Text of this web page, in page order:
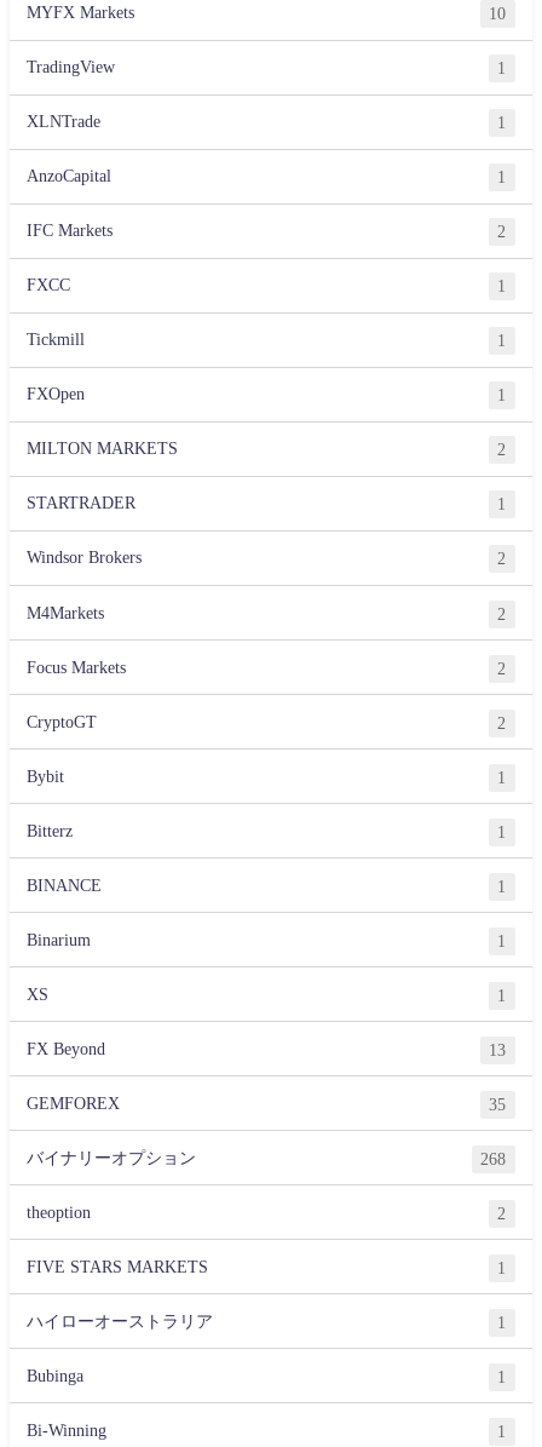
MYFX Markets 10
TradingView 1
XLNTrade 1
AnzoCapital 1
IFC Markets 2
FXCC 1
Tickmill 1
FXOpen 1
MILTON MARKETS 2
STARTRADER 1
Windsor Brokers 2
M4Markets 2
Focus Markets 2
CryptoGT 2
Bybit 1
Bitterz 1
BINANCE 1
Binarium 1
XS 1
FX Beyond 13
GEMFOREX 35
バイナリーオプション 268
theoption 2
FIVE STARS MARKETS 1
ハイローオーストラリア 1
Bubinga 1
Bi-Winning 1